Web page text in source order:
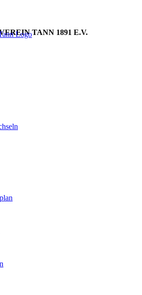
TANN 1891 E.V.